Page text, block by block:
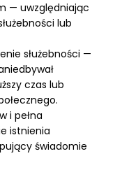
— uwzględniając
lub
służebności —
czas lub
i pełna
istnienia
świadomie